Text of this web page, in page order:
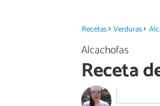
Recetas Verduras
Alcachofas
Receta